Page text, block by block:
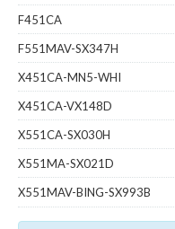
F451CA
F551MAV-SX347H
X451CA-MN5-WHI
X451CA-VX148D
X551CA-SX030H
X551MA-SX021D
X551MAV-BING-SX993B